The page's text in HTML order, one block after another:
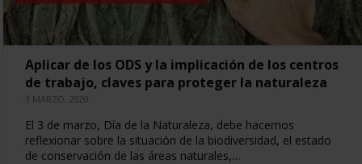
Aplicar de los ODS y la implicación de los centros
de trabajo, claves para proteger la naturaleza
3 MARZO, 2020
El 3 de marzo, Día de la Naturaleza, debe hacernos
reflexionar sobre la situación de la biodiversidad, el estado
de conservación de las áreas naturales,…